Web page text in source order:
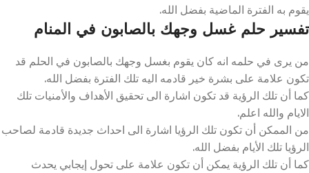
يقوم به الفترة الماضية بفضل الله.
تفسير حلم غسل وجهك بالصابون في المنام
من يرى في حلمه انه كان يقوم بغسل وجهك بالصابون في الحلم قد
تكون علامة على بشرة خير قادمه اليه تلك الفترة بفضل الله.
كما أن تلك الرؤية قد تكون اشارة الى تحقيق الأهداف والأمنيات تلك
الايام والله اعلم.
من الممكن أن تكون تلك الرؤيا اشارة الى احداث جديدة قادمة لصاحب
الرؤيا تلك الأيام بفضل الله.
كما أن تلك الرؤية يمكن أن تكون علامة على تحول إيجابي يحدث